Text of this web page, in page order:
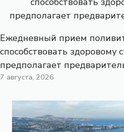
Ежедневный прием
способствовать здоровому
предполагает
7 августа, 2026